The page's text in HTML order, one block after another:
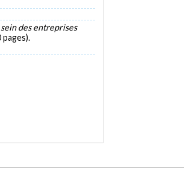
des entreprises